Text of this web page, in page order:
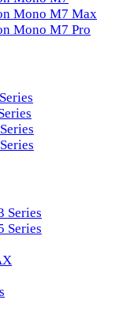
Mono M7 Max
Mono M7 Pro
Series
Series